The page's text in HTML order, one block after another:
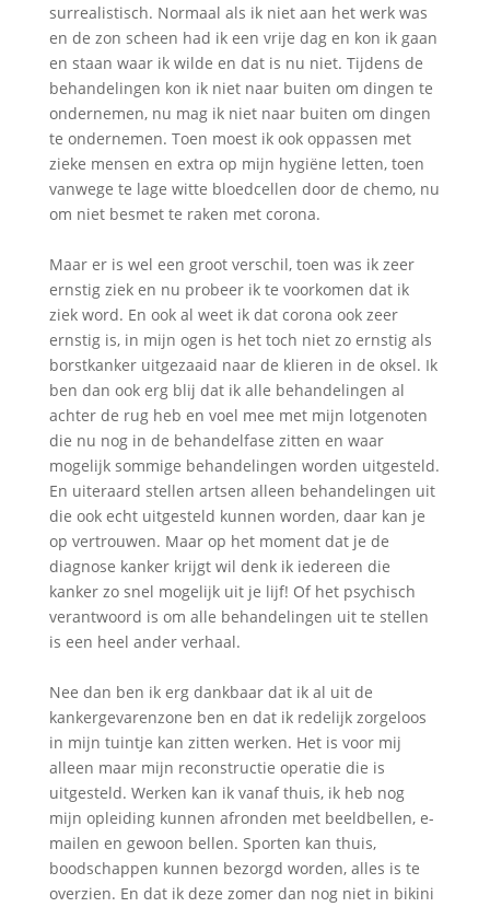
surrealistisch. Normaal als ik niet aan het werk was
en de zon scheen had ik een vrije dag en kon ik gaan
en staan waar ik wilde en dat is nu niet. Tijdens de
behandelingen kon ik niet naar buiten om dingen te
ondernemen, nu mag ik niet naar buiten om dingen
te ondernemen. Toen moest ik ook oppassen met
zieke mensen en extra op mijn hygiëne letten, toen
vanwege te lage witte bloedcellen door de chemo, nu
om niet besmet te raken met corona.
Maar er is wel een groot verschil, toen was ik zeer
ernstig ziek en nu probeer ik te voorkomen dat ik
ziek word. En ook al weet ik dat corona ook zeer
ernstig is, in mijn ogen is het toch niet zo ernstig als
borstkanker uitgezaaid naar de klieren in de oksel. Ik
ben dan ook erg blij dat ik alle behandelingen al
achter de rug heb en voel mee met mijn lotgenoten
die nu nog in de behandelfase zitten en waar
mogelijk sommige behandelingen worden uitgesteld.
En uiteraard stellen artsen alleen behandelingen uit
die ook echt uitgesteld kunnen worden, daar kan je
op vertrouwen. Maar op het moment dat je de
diagnose kanker krijgt wil denk ik iedereen die
kanker zo snel mogelijk uit je lijf! Of het psychisch
verantwoord is om alle behandelingen uit te stellen
is een heel ander verhaal.
Nee dan ben ik erg dankbaar dat ik al uit de
kankergevarenzone ben en dat ik redelijk zorgeloos
in mijn tuintje kan zitten werken. Het is voor mij
alleen maar mijn reconstructie operatie die is
uitgesteld. Werken kan ik vanaf thuis, ik heb nog
mijn opleiding kunnen afronden met beeldbellen, e-
mailen en gewoon bellen. Sporten kan thuis,
boodschappen kunnen bezorgd worden, alles is te
overzien. En dat ik deze zomer dan nog niet in bikini